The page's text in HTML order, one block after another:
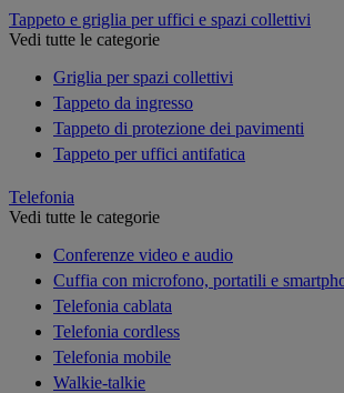
Tappeto e griglia per uffici e spazi collettivi
Vedi tutte le categorie
Griglia per spazi collettivi
Tappeto da ingresso
Tappeto di protezione dei pavimenti
Tappeto per uffici antifatica
Telefonia
Vedi tutte le categorie
Conferenze video e audio
Cuffia con microfono, portatili e
Telefonia cablata
Telefonia cordless
Telefonia mobile
Walkie-talkie